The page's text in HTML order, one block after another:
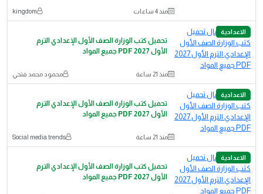
منذ 4 ساعات kingdom
الاعدادية
تحميل كتب الوزارة الصف الأول الإعدادي الترم
الأول 2027 PDF جميع المواد
منذ 21 ساعة محمود محمد فتحي
الاعدادية
تحميل كتب الوزارة الصف الأول الإعدادي الترم
الأول 2027 PDF جميع المواد
منذ 21 ساعة Social media trends
الاعدادية
تحميل كتب الوزارة الصف الأول الإعدادي الترم
الأول 2027 PDF جميع المواد